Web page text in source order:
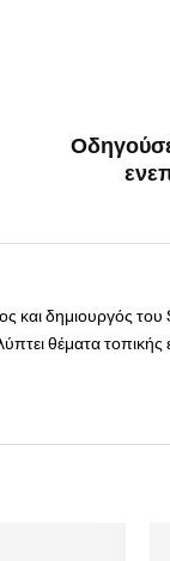
και δημιουργός
θέματα τοπικής